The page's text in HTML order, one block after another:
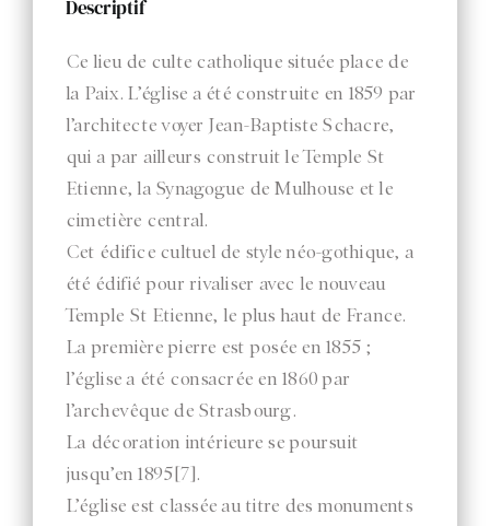
Rechercher:
Descriptif
Ce lieu de culte catholique située place de
la Paix. L’église a été construite en 1859 par
l’architecte voyer Jean-Baptiste Schacre,
qui a par ailleurs construit le Temple St
Etienne, la Synagogue de Mulhouse et le
cimetière central.
Cet édifice cultuel de style néo-gothique, a
été édifié pour rivaliser avec le nouveau
Temple St Etienne, le plus haut de France.
La première pierre est posée en 1855 ;
l’église a été consacrée en 1860 par
l’archevêque de Strasbourg.
La décoration intérieure se poursuit
jusqu’en 1895[7].
L’église est classée au titre des monuments